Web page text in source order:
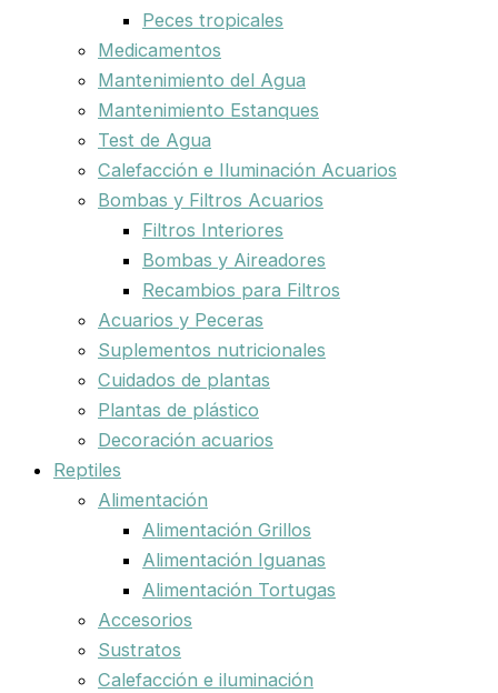
Peces tropicales
Medicamentos
Mantenimiento del Agua
Mantenimiento Estanques
Test de Agua
Calefacción e Iluminación Acuarios
Bombas y Filtros Acuarios
Filtros Interiores
Bombas y Aireadores
Recambios para Filtros
Acuarios y Peceras
Suplementos nutricionales
Cuidados de plantas
Plantas de plástico
Decoración acuarios
Reptiles
Alimentación
Alimentación Grillos
Alimentación Iguanas
Alimentación Tortugas
Accesorios
Sustratos
Calefacción e iluminación